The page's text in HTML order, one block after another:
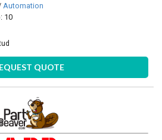
Automation
10
QUOTE